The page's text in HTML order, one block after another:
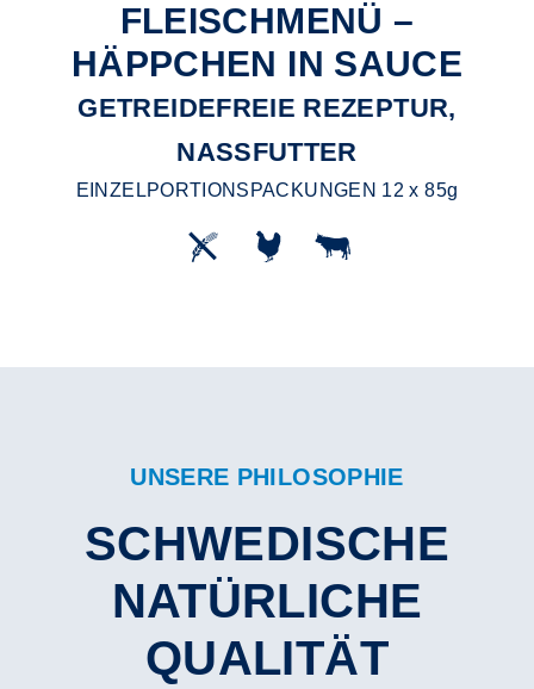
FLEISCHMENÜ –
HÄPPCHEN IN SAUCE
GETREIDEFREIE REZEPTUR,
NASSFUTTER
EINZELPORTIONSPACKUNGEN 12 x 85g
UNSERE PHILOSOPHIE
SCHWEDISCHE
NATÜRLICHE
QUALITÄT